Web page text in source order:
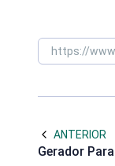
ANTERIOR
Gerador